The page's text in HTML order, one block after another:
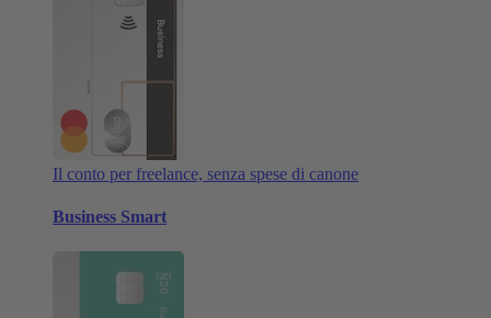
Il conto per freelance, senza spese di canone
Business Smart